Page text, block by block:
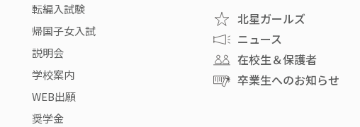
転編入試験
帰国子女入試
説明会
学校案内
WEB出願
奨学金
北星ガールズ
ニュース
在校生＆保護者
卒業生へのお知らせ